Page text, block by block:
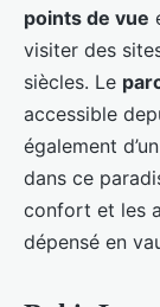
points de vue
visiter des
siècles. Le
accessible
également
dans ce
confort et les
dépensé en